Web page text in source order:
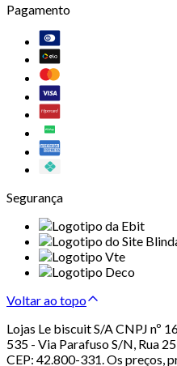
Pagamento
Segurança
Voltar ao topo
Lojas Le biscuit S/A CNPJ nº
535 - Via Parafuso S/N, Rua
CEP: 42.800-331. Os preços,